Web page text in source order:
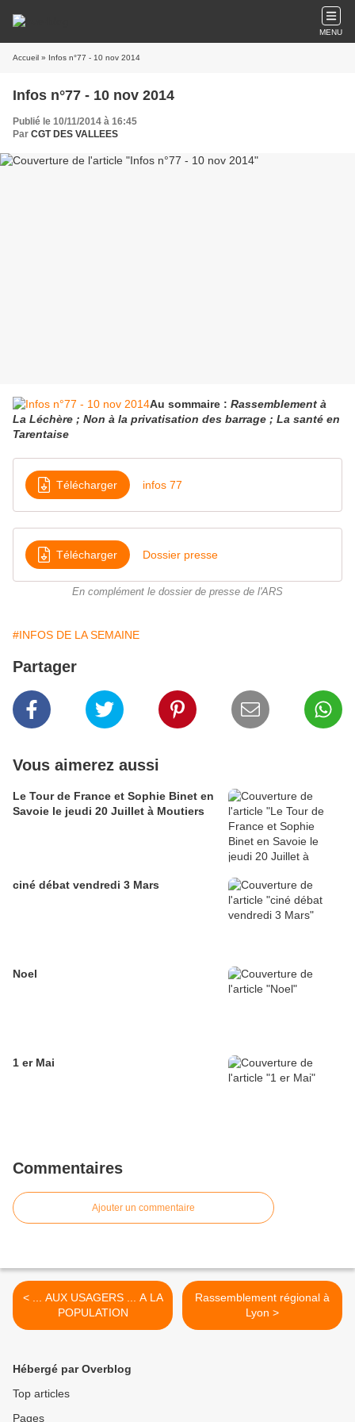
MENU
Accueil » Infos n°77 - 10 nov 2014
Infos n°77 - 10 nov 2014
Publié le 10/11/2014 à 16:45
Par CGT DES VALLEES
Au sommaire : Rassemblement à
La Léchère ; Non à la privatisation des barrage ; La santé en
Tarentaise
Télécharger infos 77
Télécharger Dossier presse
En complément le dossier de presse de l'ARS
#INFOS DE LA SEMAINE
Partager
Vous aimerez aussi
Le Tour de France et Sophie Binet en
Savoie le jeudi 20 Juillet à Moutiers
ciné débat vendredi 3 Mars
Noel
1 er Mai
Commentaires
Ajouter un commentaire
< ... AUX USAGERS ... A LA
POPULATION
Rassemblement régional à
Lyon >
Hébergé par Overblog
Top articles
Pages